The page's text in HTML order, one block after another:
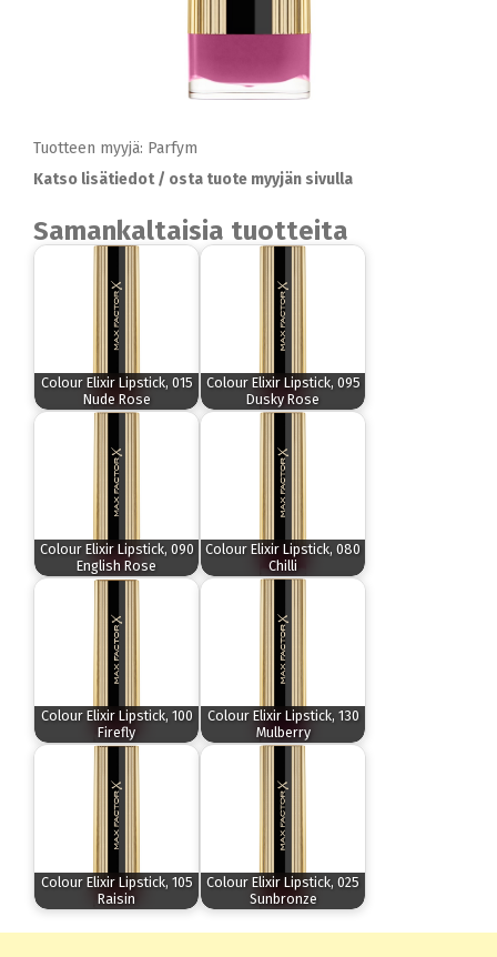
Tuotteen myyjä: Parfym
Katso lisätiedot / osta tuote myyjän sivulla
Samankaltaisia tuotteita
Colour Elixir Lipstick, 015
Nude Rose
Colour Elixir Lipstick, 095
Dusky Rose
Colour Elixir Lipstick, 090
English Rose
Colour Elixir Lipstick, 080
Chilli
Colour Elixir Lipstick, 100
Firefly
Colour Elixir Lipstick, 130
Mulberry
Colour Elixir Lipstick, 105
Raisin
Colour Elixir Lipstick, 025
Sunbronze